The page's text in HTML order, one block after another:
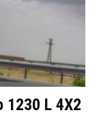
1230 L 4X2